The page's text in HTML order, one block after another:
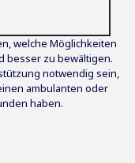
welche Möglichkeiten
besser zu bewältigen.
notwendig sein,
ambulanten oder
haben.